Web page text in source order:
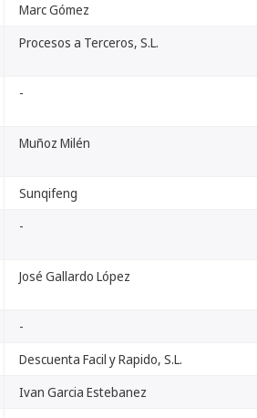
Marc Gómez
Procesos a Terceros, S.L.
-
Muñoz Milén
Sunqifeng
-
José Gallardo López
-
Descuenta Facil y Rapido, S.L.
Ivan Garcia Estebanez